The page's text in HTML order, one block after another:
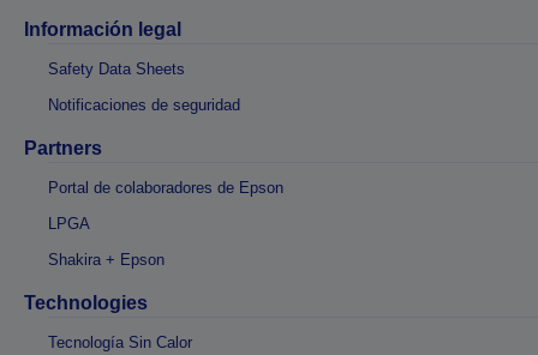
Información legal
Safety Data Sheets
Notificaciones de seguridad
Partners
Portal de colaboradores de Epson
LPGA
Shakira + Epson
Technologies
Tecnología Sin Calor